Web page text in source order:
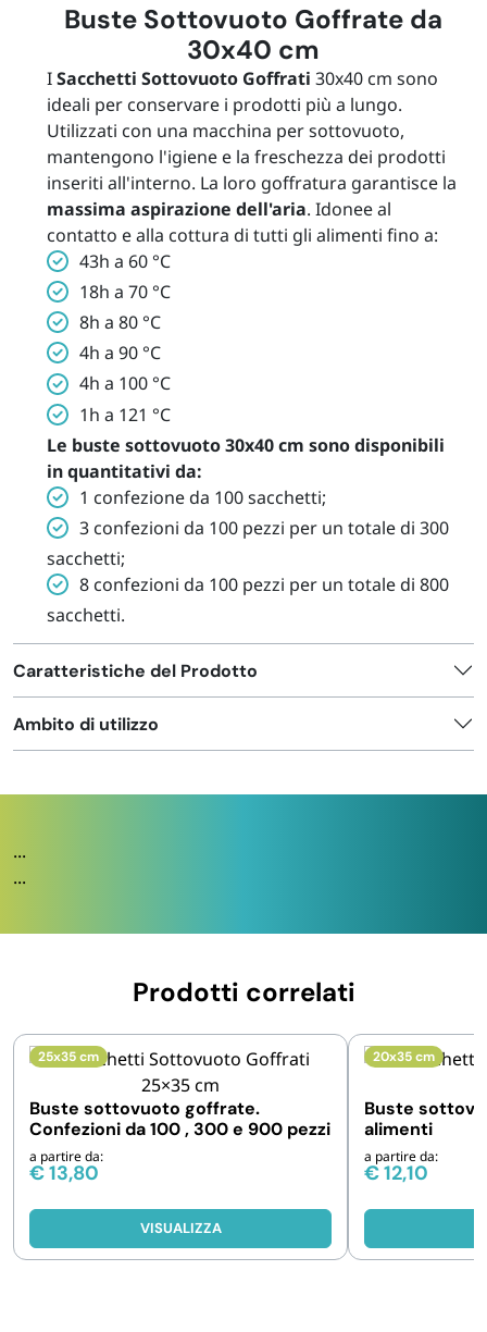
Buste Sottovuoto Goffrate da
30x40 cm
ISacchetti Sottovuoto Goffrati 30x40 cm sono
ideali per conservare i prodotti più a lungo.
Utilizzati con una macchina per sottovuoto,
mantengono l'igiene e la freschezza dei prodotti
inseriti all'interno. La loro goffratura garantisce la
massima aspirazione dell'aria. Idonee al
contatto e alla cottura di tutti gli alimenti fino a:
43h a 60 °C
18h a 70 °C
8h a 80 °C
4h a 90 °C
4h a 100 °C
1h a 121 °C
Le buste sottovuoto 30x40 cm sono disponibili
in quantitativi da:
1 confezione da 100 sacchetti;
3 confezioni da 100 pezzi per un totale di 300
sacchetti;
8 confezioni da 100 pezzi per un totale di 800
sacchetti.
Caratteristiche del Prodotto
Ambito di utilizzo
...
...
Prodotti correlati
25x35 cm
Buste sottovuoto goffrate.
Confezioni da 100 , 300 e 900 pezzi
a partire da:
€13,80
VISUALIZZA
20x35 cm
Buste
alimenti
a partire da:
€12,10